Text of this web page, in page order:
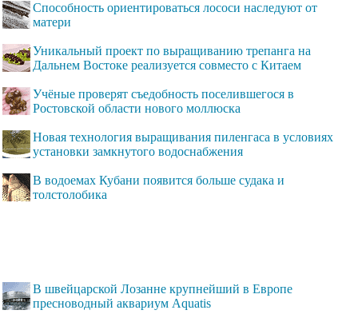
Способность ориентироваться лососи наследуют от
матери
Уникальный проект по выращиванию трепанга на
Дальнем Востоке реализуется совместо с Китаем
Учёные проверят съедобность поселившегося в
Ростовской области нового моллюска
Новая технология выращивания пиленгаса в условиях
установки замкнутого водоснабжения
В водоемах Кубани появится больше судака и
толстолобика
В швейцарской Лозанне крупнейший в Европе
пресноводный аквариум Aquatis